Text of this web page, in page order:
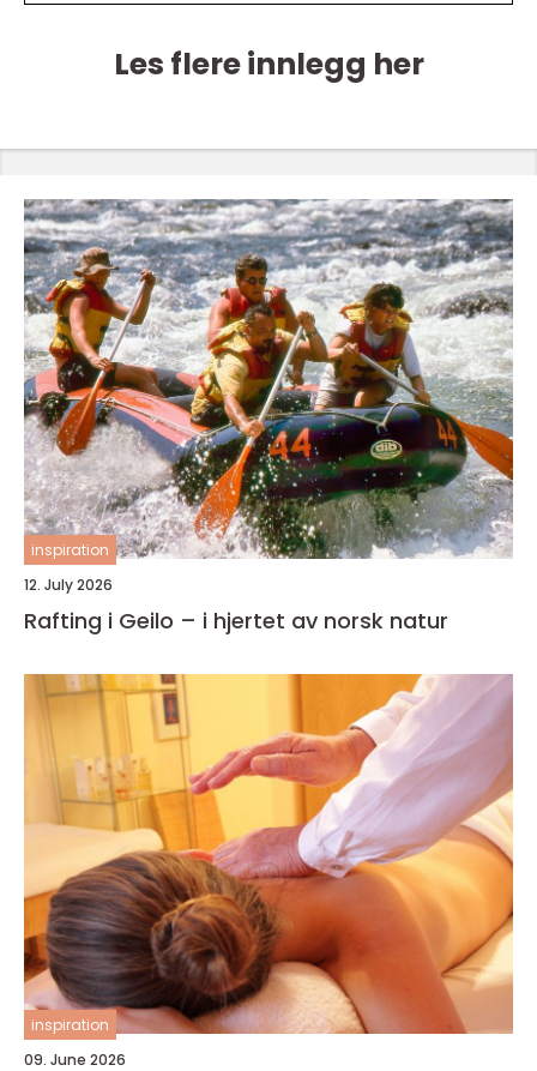
Les flere innlegg her
inspiration
12. July 2026
Rafting i Geilo – i hjertet av norsk natur
inspiration
09. June 2026